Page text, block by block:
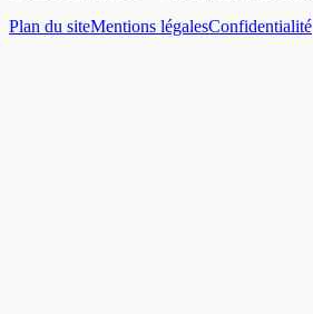
Plan du siteMentions légalesConfidentialité